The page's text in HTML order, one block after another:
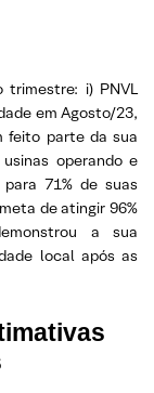
trimestre: i) PNVL
em Agosto/23,
feito parte da sua
operando e
71% de suas
de atingir 96%
a sua
local após as